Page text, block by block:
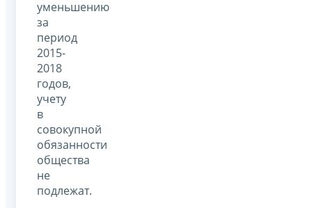
уменьшению
за
период
2015-
2018
годов,
учету
в
совокупной
обязанности
общества
не
подлежат.